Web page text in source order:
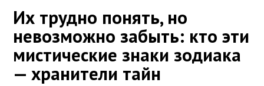
Их трудно понять, но
невозможно забыть: кто эти
мистические знаки зодиака
— хранители тайн